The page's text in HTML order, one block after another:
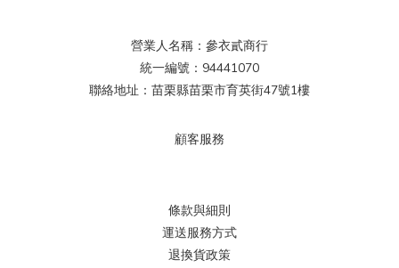
營業人名稱：參衣貳商行
統一編號：94441070
聯絡地址：苗栗縣苗栗市育英街47號1樓
顧客服務
條款與細則
運送服務方式
退換貨政策